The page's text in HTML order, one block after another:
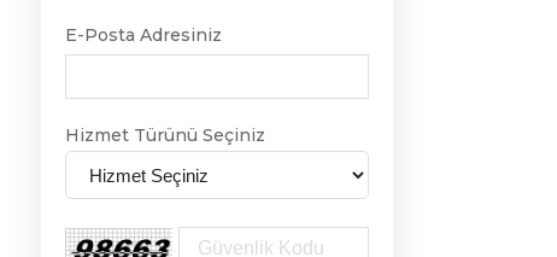
E-Posta Adresiniz
Hizmet Türünü Seçiniz